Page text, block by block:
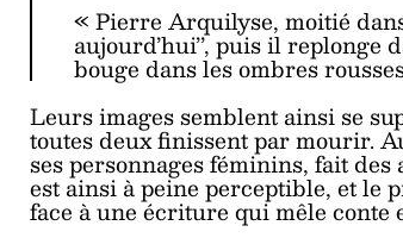
« Pierre Arquilyse, moitié
aujourd’hui’’, puis il replonge
bouge dans les ombres
Leurs images semblent ainsi se
toutes deux finissent par mourir.
ses personnages féminins, fait
est ainsi à peine perceptible, et le
face à une écriture qui mêle conte